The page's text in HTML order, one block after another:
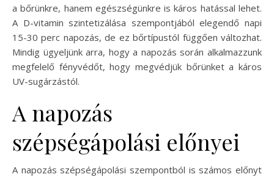
a bőrünkre, hanem egészségünkre is káros hatással lehet.
A D-vitamin szintetizálása szempontjából elegendő napi
15-30 perc napozás, de ez bőrtípustól függően változhat.
Mindig ügyeljünk arra, hogy a napozás során alkalmazzunk
megfelelő fényvédőt, hogy megvédjük bőrünket a káros
UV-sugárzástól.
A napozás
szépségápolási előnyei
A napozás szépségápolási szempontból is számos előnyt